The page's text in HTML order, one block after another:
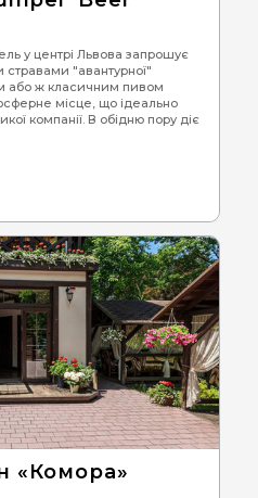
у центрі Львова запрошує
стравами "авантурної"
або ж класичним пивом
місце, що ідеально
компанії. В обідню пору діє
«Комора»